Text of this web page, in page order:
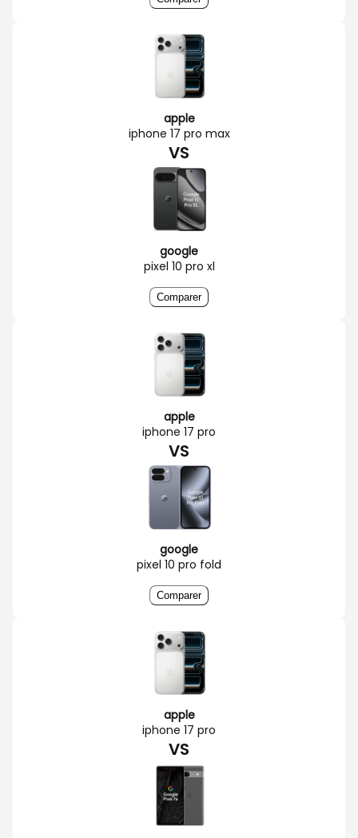
apple
iphone 17 pro max
VS
google
pixel 10 pro xl
Comparer
apple
iphone 17 pro
VS
google
pixel 10 pro fold
Comparer
apple
iphone 17 pro
VS